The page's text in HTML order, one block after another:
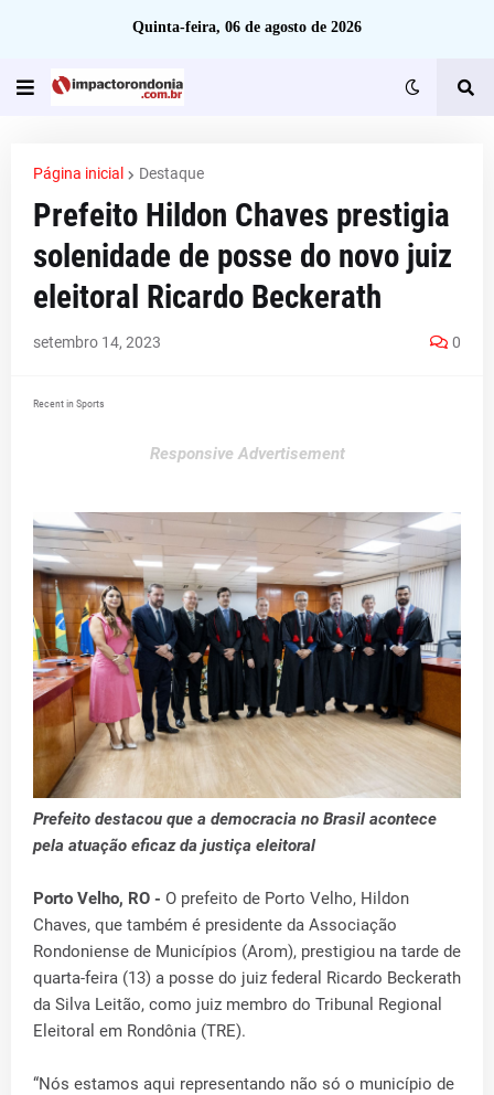
Quinta-feira, 06 de agosto de 2026
Página inicial Destaque
Prefeito Hildon Chaves prestigia
solenidade de posse do novo juiz
eleitoral Ricardo Beckerath
setembro 14, 2023 0
Recent in Sports
Responsive Advertisement
Prefeito destacou que a democracia no Brasil acontece
pela atuação eficaz da justiça eleitoral
Porto Velho, RO - O prefeito de Porto Velho, Hildon
Chaves, que também é presidente da Associação
Rondoniense de Municípios (Arom), prestigiou na tarde de
quarta-feira (13) a posse do juiz federal Ricardo Beckerath
da Silva Leitão, como juiz membro do Tribunal Regional
Eleitoral em Rondônia (TRE).
“Nós estamos aqui representando não só o município de